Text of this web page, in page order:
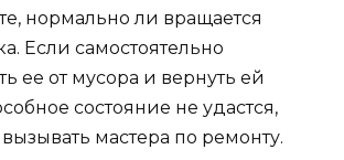
нормально ли вращается
Если самостоятельно
ее от мусора и вернуть ей
состояние не удастся,
мастера по ремонту.